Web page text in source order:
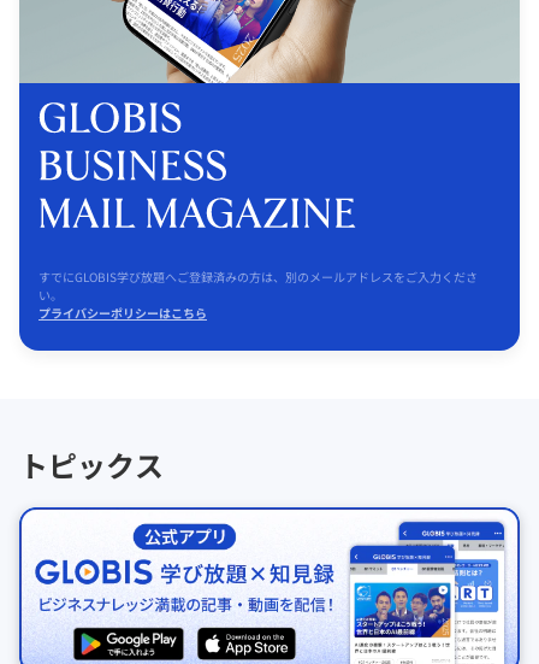
すでにGLOBIS学び放題へご登録済みの方は、別のメールアドレスをご入力くださ
い。
プライバシーポリシーはこちら
トピックス